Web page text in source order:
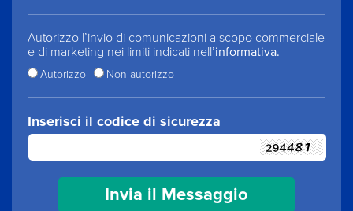
Autorizzo l’invio di comunicazioni a scopo commerciale
e di marketing nei limiti indicati nell’informativa.
Autorizzo Non autorizzo
Inserisci il codice di sicurezza